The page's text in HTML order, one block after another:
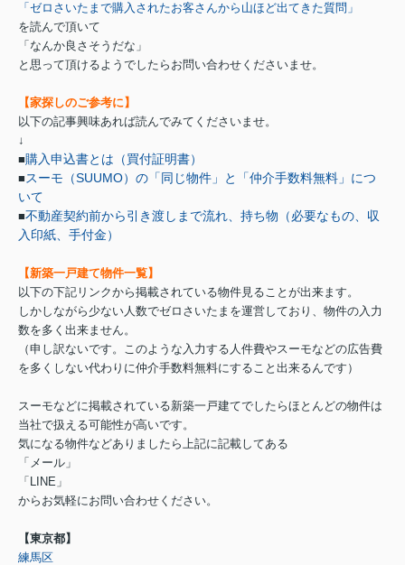
「ゼロさいたまで購入されたお客さんから山ほど出てきた質問」
を読んで頂いて
「なんか良さそうだな」
と思って頂けるようでしたらお問い合わせくださいませ。
【家探しのご参考に】
以下の記事興味あれば読んでみてくださいませ。
↓
■購入申込書とは（買付証明書）
■ スーモ（SUUMO）の「同じ物件」と「仲介手数料無料」につ
いて
■不動産契約前から引き渡しまで流れ、持ち物（必要なもの、収
入印紙、手付金）
【新築一戸建て物件一覧】
以下の下記リンクから掲載されている物件見ることが出来ます。
しかしながら少ない人数でゼロさいたまを運営しており、物件の入力
数を多く出来ません。
（申し訳ないです。このような入力する人件費やスーモなどの広告費
を多くしない代わりに仲介手数料無料にすること出来るんです）
スーモなどに掲載されている新築一戸建てでしたらほとんどの物件は
当社で扱える可能性が高いです。
気になる物件などありましたら上記に記載してある
「メール」
「LINE」
からお気軽にお問い合わせください。
【東京都】
練馬区